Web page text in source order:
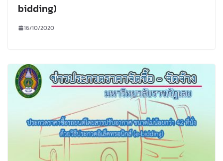
bidding)
16/10/2020